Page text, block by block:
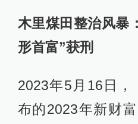
木里煤田整治风暴
形首富”获刑
2023年5月16日，
布的2023年新财